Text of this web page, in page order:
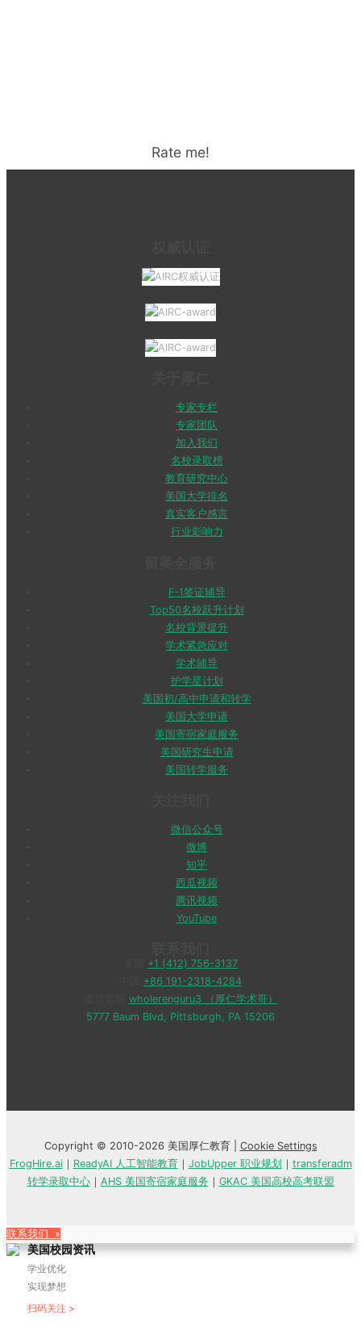
Rate me!
专家专栏
专家团队
加入我们
名校录取榜
教育研究中心
美国大学排名
真实客户感言
行业影响力
F-1签证辅导
Top50名校跃升计划
名校背景提升
学术紧急应对
学术辅导
护学星计划
美国初/高中申请和转学
美国大学申请
美国寄宿家庭服务
美国研究生申请
美国转学服务
微信公众号
微博
知乎
西瓜视频
腾讯视频
YouTube
+1 (412) 756-3137
+86 191-2318-4284
wholerenguru3 （厚仁学术哥）
5777 Baum Blvd, Pittsburgh, PA 15206
Copyright © 2010-2026 美国厚仁教育 | Cookie Settings
FrogHire.ai｜ ReadyAI 人工智能教育｜ JobUpper 职业规划 ｜ transferadm
转学录取中心｜ AHS 美国寄宿家庭服务 ｜ GKAC 美国高校高考联盟
联系我们 »
美国校园资讯
学业优化
实现梦想
扫码关注 >